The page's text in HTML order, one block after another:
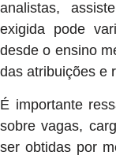
analistas,
exigida pode
desde o ensino
das atribuições e
É importante
sobre vagas,
ser obtidas por